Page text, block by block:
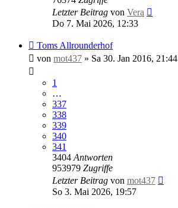
Letzter Beitrag von Vera
Do 7. Mai 2026, 12:33
Toms All­roun­derhof
von mot437 » Sa 30. Jan 2016, 21:44
1
…
337
338
339
340
341
3404 Antworten
953979 Zugriffe
Letzter Beitrag von mot437
So 3. Mai 2026, 19:57